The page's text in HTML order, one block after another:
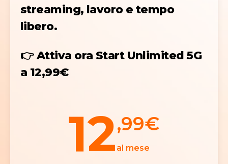
streaming, lavoro e tempo
libero.
👉Attiva ora Start Unlimited 5G
a 12,99€
12,99€
al mese